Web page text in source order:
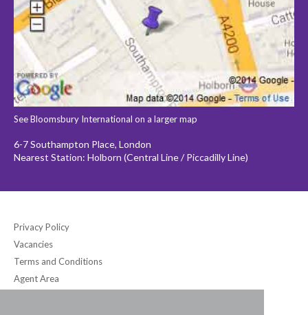
See Bloomsbury International on a larger map
6-7 Southampton Place, London
Nearest Station: Holborn (Central Line / Piccadilly Line)
Privacy Policy
Vacancies
Terms and Conditions
Agent Area